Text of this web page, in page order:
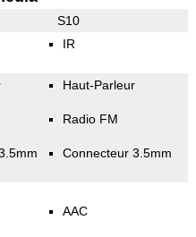
S10
IR
Haut-Parleur
Radio FM
Connecteur 3.5mm
AAC